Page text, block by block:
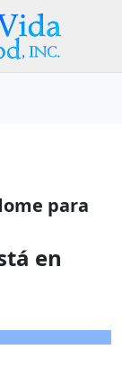
para
en